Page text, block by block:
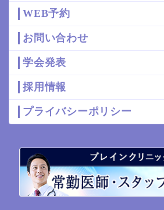
WEB予約
お問い合わせ
学会発表
採用情報
プライバシーポリシー